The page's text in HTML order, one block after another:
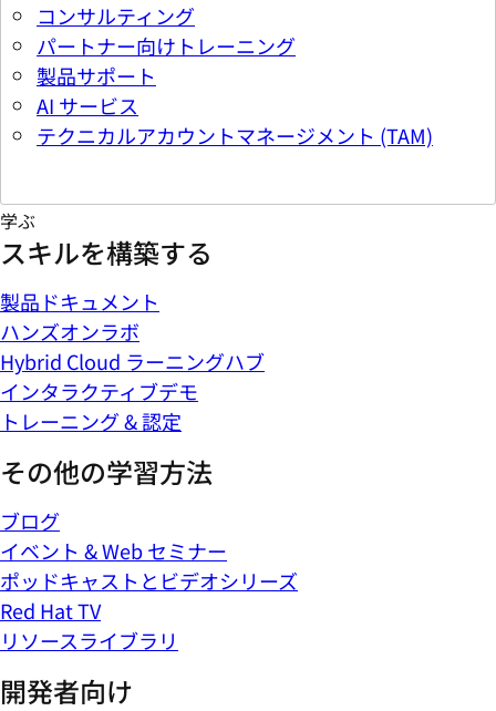
コンサルティング
パートナー向けトレーニング
製品サポート
AI サービス
テクニカルアカウントマネージメント (TAM)
学ぶ
スキルを構築する
製品ドキュメント
ハンズオンラボ
Hybrid Cloud ラーニングハブ
インタラクティブデモ
トレーニング & 認定
その他の学習方法
ブログ
イベント & Web セミナー
ポッドキャストとビデオシリーズ
Red Hat TV
リソースライブラリ
開発者向け